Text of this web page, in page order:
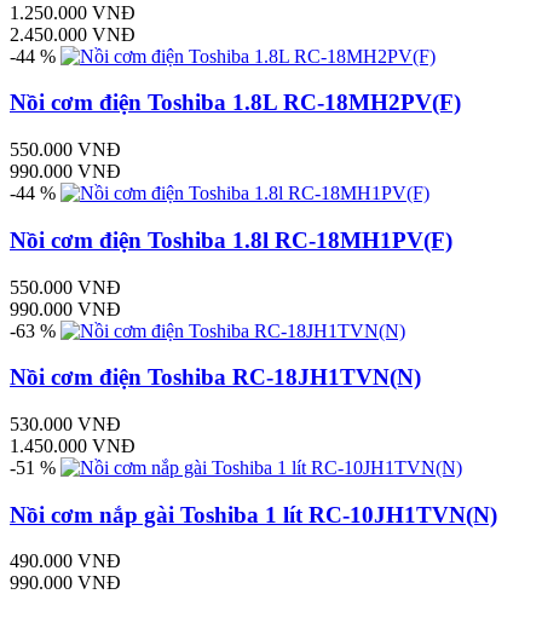
1.250.000 VNĐ
2.450.000 VNĐ
-44 %
Nồi cơm điện Toshiba 1.8L RC-18MH2PV(F)
550.000 VNĐ
990.000 VNĐ
-44 %
Nồi cơm điện Toshiba 1.8l RC-18MH1PV(F)
550.000 VNĐ
990.000 VNĐ
-63 %
Nồi cơm điện Toshiba RC-18JH1TVN(N)
530.000 VNĐ
1.450.000 VNĐ
-51 %
Nồi cơm nắp gài Toshiba 1 lít RC-10JH1TVN(N)
490.000 VNĐ
990.000 VNĐ